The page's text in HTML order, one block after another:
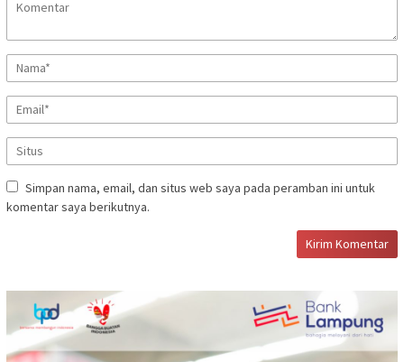
Simpan nama, email, dan situs web saya pada peramban ini untuk
komentar saya berikutnya.